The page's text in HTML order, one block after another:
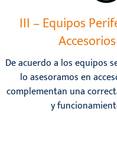
III – Equipos
Accesorios
De acuerdo a los equipos
lo asesoramos en
complementan una
y